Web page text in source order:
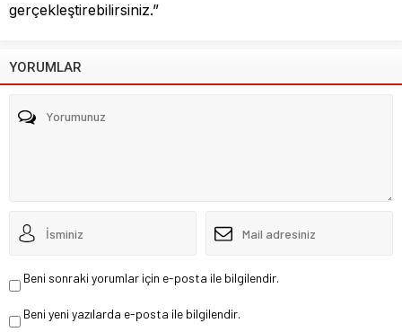
gerçekleştirebilirsiniz.”
YORUMLAR
Beni sonraki yorumlar için e-posta ile bilgilendir.
Beni yeni yazılarda e-posta ile bilgilendir.